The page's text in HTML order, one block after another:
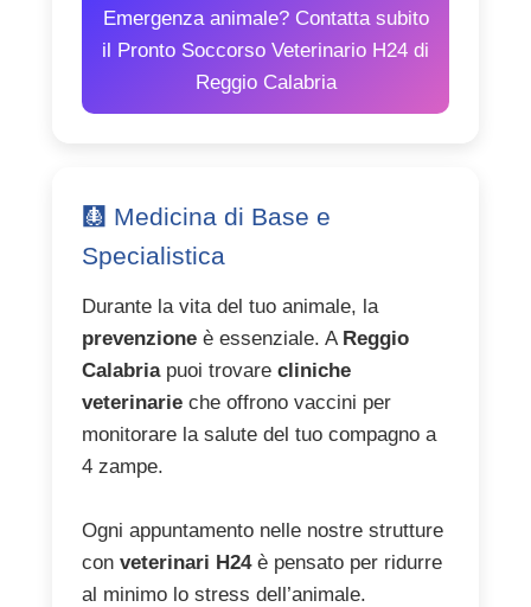
Emergenza animale? Contatta subito
il Pronto Soccorso Veterinario H24 di
Reggio Calabria
🩻 Medicina di Base e
Specialistica
Durante la vita del tuo animale, la
prevenzione è essenziale. A Reggio
Calabriapuoi trovare cliniche
veterinarie che offrono vaccini per
monitorare la salute del tuo compagno a
4 zampe.
Ogni appuntamento nelle nostre strutture
con veterinari H24è pensato per ridurre
al minimo lo stress dell’animale.